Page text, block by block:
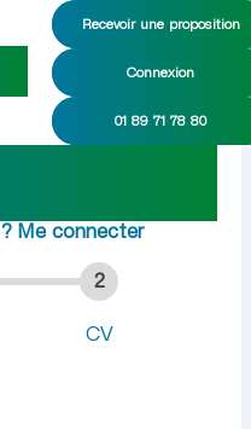
Recevoir une proposition
Connexion
01 89 71 78 80
Voltaire
à
Me connecter
2
CV